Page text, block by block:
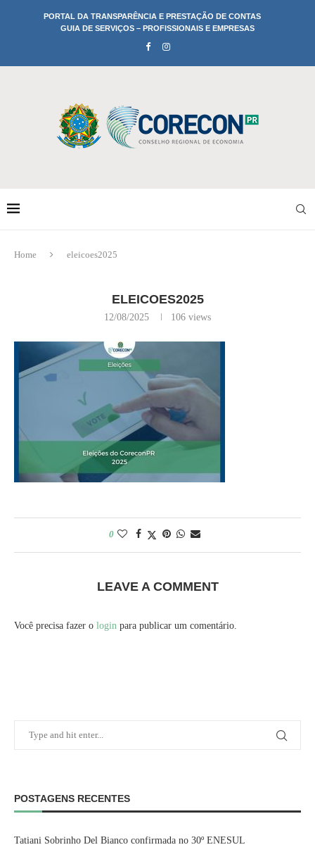
PORTAL DA TRANSPARÊNCIA E PRESTAÇÃO DE CONTAS
GUIA DE SERVIÇOS – PROFISSIONAIS E EMPRESAS
Home eleicoes2025
ELEICOES2025
12/08/2025 106 views
0
LEAVE A COMMENT
Você precisa fazer o login para publicar um comentário.
POSTAGENS RECENTES
Tatiani Sobrinho Del Bianco confirmada no 30º ENESUL